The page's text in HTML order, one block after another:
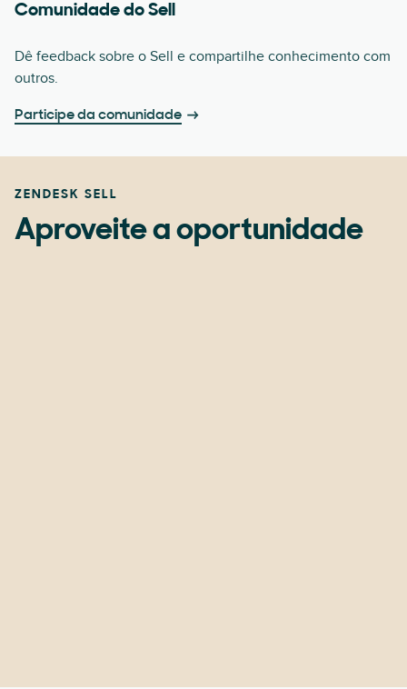
Comunidade do Sell
Dê feedback sobre o Sell e compartilhe conhecimento com
outros.
Participe da comunidade
ZENDESK SELL
Aproveite a oportunidade